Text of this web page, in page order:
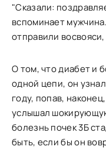
"Сказали:
вспоминает
отправили
О том, что диабет и
одной цепи, он
году, попав,
услышал
болезнь почек 3Б
быть, если бы он